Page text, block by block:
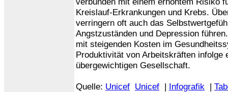
Kreislauf-Erkrankungen und Krebs.
verringern oft auch das
Angstzuständen und Depression
mit steigenden Kosten im
Produktivität von Arbeitskräften infolge
übergewichtigen Gesellschaft.
Quelle: Unicef Unicef | Infografik |